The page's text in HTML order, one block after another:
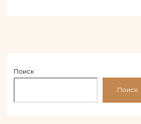
Поиск
Поиск